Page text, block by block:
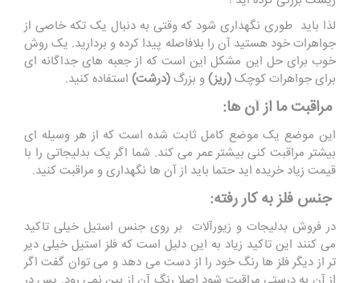
لذا باید طوری نگهداری شود که وقتی به دنبال یک تکه خاصی از
جواهرات خود هستید آن را بلافاصله پیدا کرده و بردارید. یک روش
خوب برای حل این مشکل این است که از جعبه های جداگانه ای
برای جواهرات کوچک(ریز)و بزرگ(درشت) استفاده کنید.
مراقبت ما از آن ها:
این موضع یک موضع کامل ثابت شده است که از هر وسیله ای
بیشتر مراقبت کنی بیشتر عمر می کند. شما اگر یک بدلیجاتی را با
قیمت زیاد خریده اید حتما باید از آن ها نگهداری و مراقبت کنید.
جنس فلز به کار رفته:
در فروش بدلیجات و زیورآلات بر روی جنس استیل خیلی تاکید
می کنند این تاکید زیاد به این دلیل است که فلز استیل خیلی دیر
تر از دیگر فلز ها رنگ خود را از دست می دهد و می توان گفت اگر